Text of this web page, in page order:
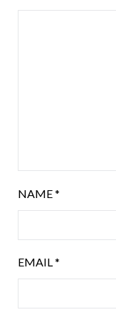
NAME*
EMAIL *